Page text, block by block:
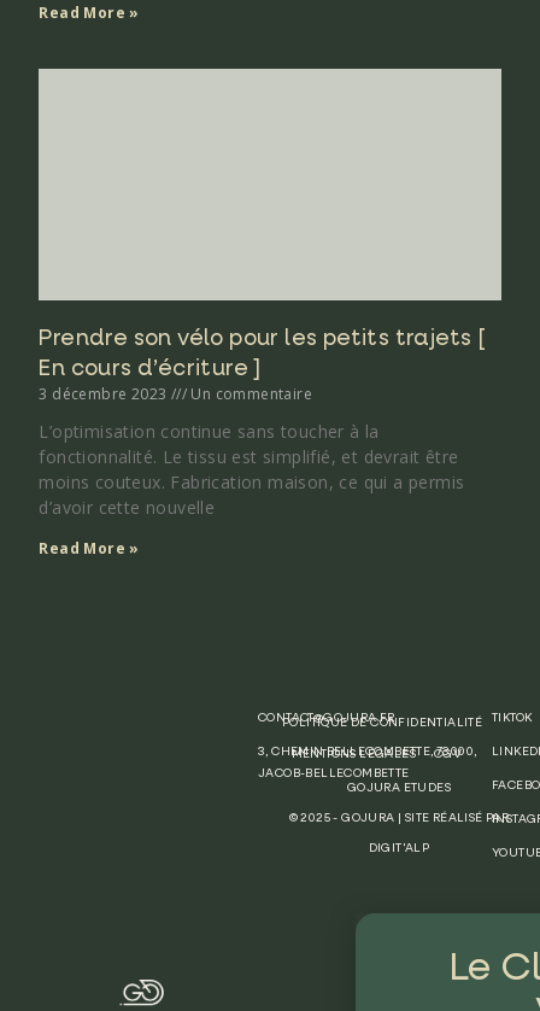
Read More »
Prendre son vélo pour les petits trajets [
En cours d’écriture ]
3 décembre 2023 Un commentaire
L’optimisation continue sans toucher à la
fonctionnalité. Le tissu est simplifié, et devrait être
moins couteux. Fabrication maison, ce qui a permis
d’avoir cette nouvelle
Read More »
CONTACT@GOJURA.FR
3, CHEMIN BELLECOMBETTE, 73000,
JACOB-BELLECOMBETTE
TIKTOK
POLITIQUE DE CONFIDENTIALITÉ
MENTIONS LÉGALES CGV
GOJURA ETUDES
© 2025 - GOJURA | SITE RÉALISÉ PAR
DIGIT'ALP
Le